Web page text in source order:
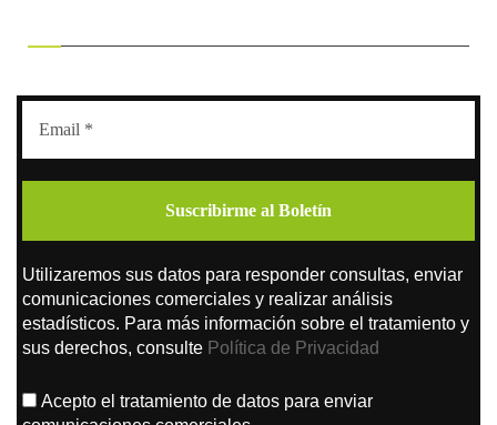
Utilizaremos sus datos para responder consultas, enviar
comunicaciones comerciales y realizar análisis
estadísticos. Para más información sobre el tratamiento y
sus derechos, consulte Política de Privacidad
Acepto el tratamiento de datos para enviar